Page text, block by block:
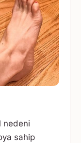
nedeni
sahip